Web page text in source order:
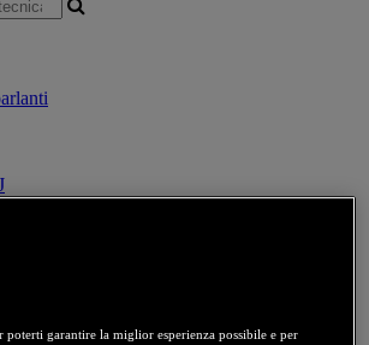
XPgarantire la miglior esperienza possibile e per